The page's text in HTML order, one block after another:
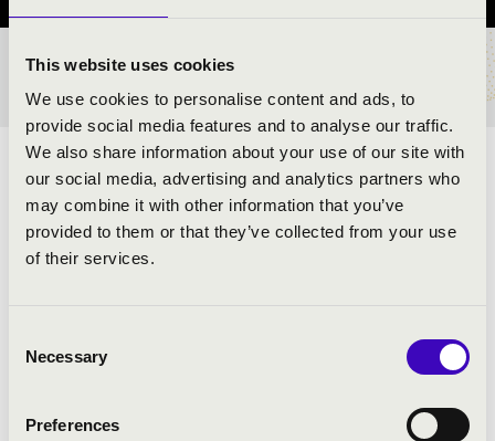
This website uses cookies
We use cookies to personalise content and ads, to
provide social media features and to analyse our traffic.
We also share information about your use of our site with
our social media, advertising and analytics partners who
may combine it with other information that you’ve
provided to them or that they’ve collected from your use
of their services.
Selection
Necessary
Preferences
BÉRLET- ÉS JEGYÁRAK
ELŐADÓK:
Zűrös Banda
NÉPZENE SZÁRNYÁN A BALKÁNTÓL